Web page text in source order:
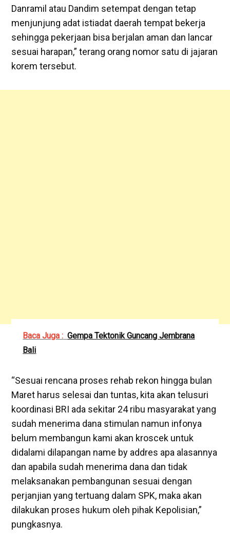
Danramil atau Dandim setempat dengan tetap
menjunjung adat istiadat daerah tempat bekerja
sehingga pekerjaan bisa berjalan aman dan lancar
sesuai harapan,” terang orang nomor satu di jajaran
korem tersebut.
Baca Juga : Gempa Tektonik Guncang Jembrana
Bali
“Sesuai rencana proses rehab rekon hingga bulan
Maret harus selesai dan tuntas, kita akan telusuri
koordinasi BRI ada sekitar 24 ribu masyarakat yang
sudah menerima dana stimulan namun infonya
belum membangun kami akan kroscek untuk
didalami dilapangan name by addres apa alasannya
dan apabila sudah menerima dana dan tidak
melaksanakan pembangunan sesuai dengan
perjanjian yang tertuang dalam SPK, maka akan
dilakukan proses hukum oleh pihak Kepolisian,”
pungkasnya.